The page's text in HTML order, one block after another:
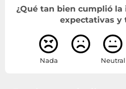
¿Qué tan bien cumplió
expectativas y
Nada Neutral